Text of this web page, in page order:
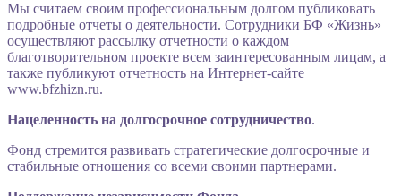
Мы считаем своим профессиональным долгом публиковать
подробные отчеты о деятельности. Сотрудники БФ «Жизнь»
осуществляют рассылку отчетности о каждом
благотворительном проекте всем заинтересованным лицам, а
также публикуют отчетность на Интернет-сайте
www.bfzhizn.ru.
Нацеленность на долгосрочное сотрудничество.
Фонд стремится развивать стратегические долгосрочные и
стабильные отношения со всеми своими партнерами.